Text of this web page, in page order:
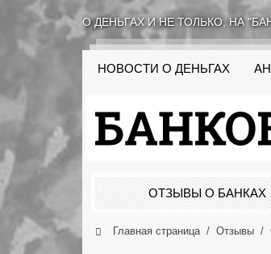
О ДЕНЬГАХ И НЕ ТОЛЬКО, НА
НОВОСТИ О ДЕНЬГАХ
ОТЗЫВЫ О БАНКАХ
Главная страница Отзывы